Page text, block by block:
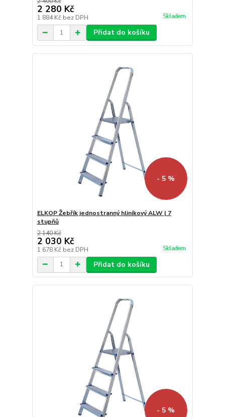
2 280 Kč
1 884 Kč bez DPH Skladem
Přidat do košíku
- 5 %
ELKOP Žebřík jednostranný hliníkový ALW | 7
stupňů
2 140 Kč
2 030 Kč
1 678 Kč bez DPH Skladem
Přidat do košíku
- 5 %